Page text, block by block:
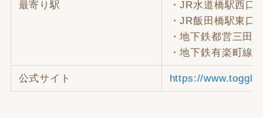
最寄り駅
・JR水道橋駅西口
・JR飯田橋駅東口
・地下鉄都営三田
・地下鉄有楽町線
公式サイト https://